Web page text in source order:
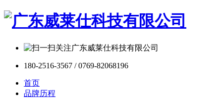
180-2516-3567 / 0769-82068196
首页
品牌历程